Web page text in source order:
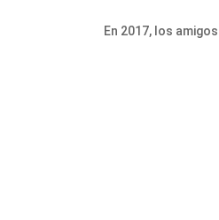
En 2017, los